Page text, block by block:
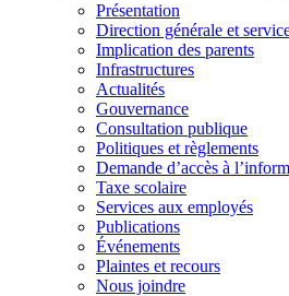
Présentation
Direction générale et
Implication des parents
Infrastructures
Actualités
Gouvernance
Consultation publique
Politiques et règlements
Demande d’accès à
Taxe scolaire
Services aux employés
Publications
Événements
Plaintes et recours
Nous joindre